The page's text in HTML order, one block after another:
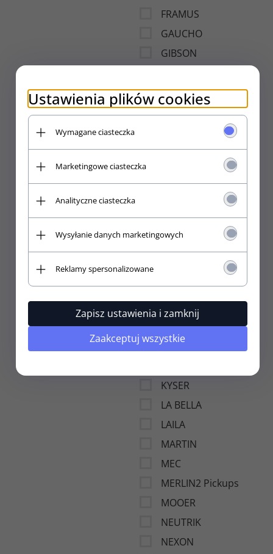
FRAMUS
GAUCHO
GIBSON
GOTOH
GOTOH Pickups
GRAPH TECH
GROOVETECH
HERCULES
HIPSHOT
HOSCO
IBANEZ
INCUDO
JESCAR
KYSER
LA BELLA
LAILA
MARTIN
MEC
MERLIN2 Pickups
MOOER
NEUTRIK
NEXON
Ustawienia plików cookies
Wymagane ciasteczka
Marketingowe ciasteczka
Analityczne ciasteczka
Wysyłanie danych marketingowych
Reklamy spersonalizowane
Zapisz ustawienia i zamknij
Zaakceptuj wszystkie